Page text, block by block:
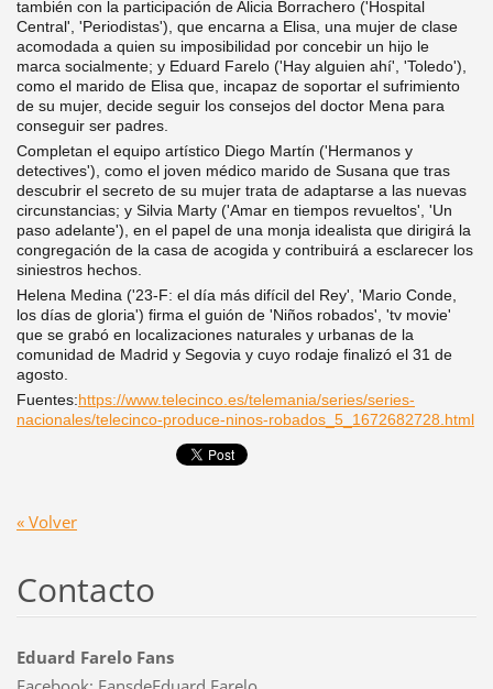
también con la participación de Alicia Borrachero ('Hospital
Central', 'Periodistas'), que encarna a Elisa, una mujer de clase
acomodada a quien su imposibilidad por concebir un hijo le
marca socialmente; y Eduard Farelo ('Hay alguien ahí', 'Toledo'),
como el marido de Elisa que, incapaz de soportar el sufrimiento
de su mujer, decide seguir los consejos del doctor Mena para
conseguir ser padres.
Completan el equipo artístico Diego Martín ('Hermanos y
detectives'), como el joven médico marido de Susana que tras
descubrir el secreto de su mujer trata de adaptarse a las nuevas
circunstancias; y Silvia Marty ('Amar en tiempos revueltos', 'Un
paso adelante'), en el papel de una monja idealista que dirigirá la
congregación de la casa de acogida y contribuirá a esclarecer los
siniestros hechos.
Helena Medina ('23-F: el día más difícil del Rey', 'Mario Conde,
los días de gloria') firma el guión de 'Niños robados', 'tv movie'
que se grabó en localizaciones naturales y urbanas de la
comunidad de Madrid y Segovia y cuyo rodaje finalizó el 31 de
agosto.
Fuentes:https://www.telecinco.es/telemania/series/series-
nacionales/telecinco-produce-ninos-robados_5_1672682728.html
« Volver
Contacto
Eduard Farelo Fans